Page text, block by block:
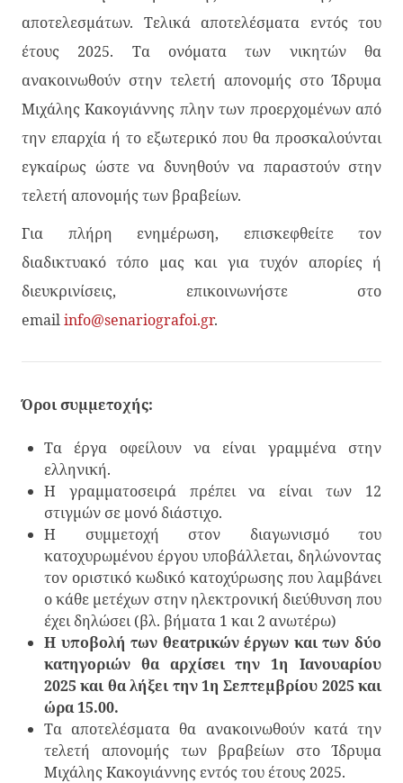
αποτελεσμάτων. Τελικά αποτελέσματα εντός του
έτους 2025. Τα ονόματα των νικητών θα
ανακοινωθούν στην τελετή απονομής στο Ίδρυμα
Μιχάλης Κακογιάννης πλην των προερχομένων από
την επαρχία ή το εξωτερικό που θα προσκαλούνται
εγκαίρως ώστε να δυνηθούν να παραστούν στην
τελετή απονομής των βραβείων.
Για πλήρη ενημέρωση, επισκεφθείτε τον
διαδικτυακό τόπο μας και για τυχόν απορίες ή
διευκρινίσεις, επικοινωνήστε στο
emailinfo@senariografoi.gr.
Όροι συμμετοχής:
Τα έργα οφείλουν να είναι γραμμένα στην
ελληνική.
Η γραμματοσειρά πρέπει να είναι των 12
στιγμών σε μονό διάστιχο.
Η συμμετοχή στον διαγωνισμό του
κατοχυρωμένου έργου υποβάλλεται, δηλώνοντας
τον οριστικό κωδικό κατοχύρωσης που λαμβάνει
ο κάθε μετέχων στην ηλεκτρονική διεύθυνση που
έχει δηλώσει (βλ. βήματα 1 και 2 ανωτέρω)
Η υποβολή των θεατρικών έργων και των δύο
κατηγοριών θα αρχίσει την 1η Ιανουαρίου
2025 και θα λήξει την 1η Σεπτεμβρίου 2025 και
ώρα 15.00.
Τα αποτελέσματα θα ανακοινωθούν κατά την
τελετή απονομής των βραβείων στο Ίδρυμα
Μιχάλης Κακογιάννης εντός του έτους 2025.